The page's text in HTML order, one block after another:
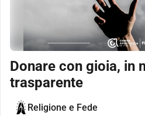
Donare con gioia, in
trasparente
Religione e Fede